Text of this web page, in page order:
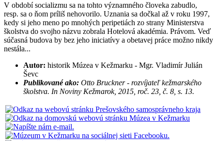
V období socializmu sa na tohto významného človeka zabudlo,
resp. sa o ňom príliš nehovorilo. Uznania sa dočkal až v roku 1997,
kedy si jeho meno po mnohých peripetiách zo strany Ministerstva
školstva do svojho názvu zobrala Hotelová akadémia. Právom. Veď
súčasná budova by bez jeho iniciatívy a obetavej práce možno nikdy
nestála...
Autor: historik Múzea v Kežmarku - Mgr. Vladimír Julián
Ševc
Publikované ako: Otto Bruckner - rozvíjateľ kežmarského
školstva. In Noviny Kežmarok, 2015, roč. 23, č. 8, s. 13.